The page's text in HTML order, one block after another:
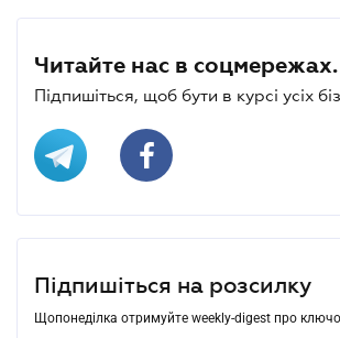
Читайте нас в соцмережах.
Підпишіться, щоб бути в курсі усіх
Підпишіться на розсилку
Щопонеділка отримуйте weekly-digest про